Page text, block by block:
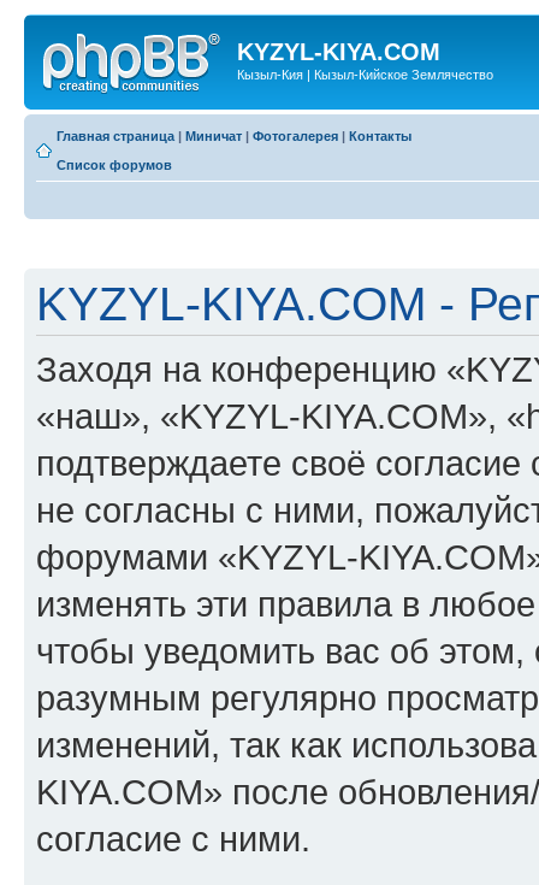
KYZYL-KIYA.COM
Кызыл-Кия | Кызыл-Кийское Землячество
Главная страница | Миничат | Фотогалерея | Контакты
Список форумов
KYZYL-KIYA.COM -
Заходя на конференцию
«наш», «KYZYL-KIYA.COM»,
подтверждаете своё
не согласны с ними,
форумами «KYZYL-
изменять эти правила в
чтобы уведомить вас об
разумным регулярно
изменений, так как
KIYA.COM» после
согласие с ними.